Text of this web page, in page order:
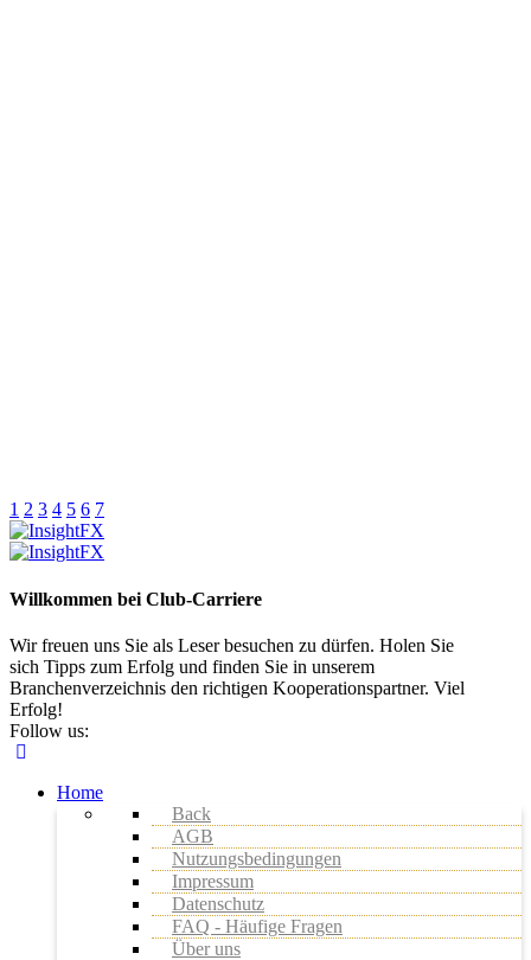
1 2 3 4 5 6 7
Willkommen bei Club-Carriere
Wir freuen uns Sie als Leser besuchen zu dürfen. Holen Sie
sich Tipps zum Erfolg und finden Sie in unserem
Branchenverzeichnis den richtigen Kooperationspartner. Viel
Erfolg!
Follow us:
Home
Back
AGB
Nutzungsbedingungen
Impressum
Datenschutz
FAQ - Häufige Fragen
Über uns